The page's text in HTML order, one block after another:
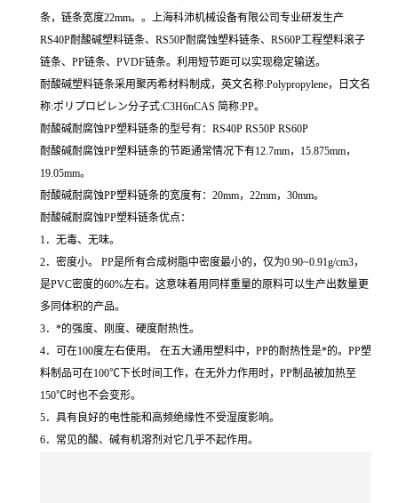
条，链条宽度22mm。。上海科沛机械设备有限公司专业研发生产
RS40P耐酸碱塑料链条、RS50P耐腐蚀塑料链条、RS60P工程塑料滚子
链条、PP链条、PVDF链条。利用短节距可以实现稳定输送。
耐酸碱塑料链条采用聚丙希材料制成，英文名称:Polypropylene，日文名
称:ポリプロピレン分子式:C3H6nCAS 简称:PP。
耐酸碱耐腐蚀PP塑料链条的型号有：RS40P RS50P RS60P
耐酸碱耐腐蚀PP塑料链条的节距通常情况下有12.7mm，15.875mm，
19.05mm。
耐酸碱耐腐蚀PP塑料链条的宽度有：20mm，22mm，30mm。
耐酸碱耐腐蚀PP塑料链条优点：
1．无毒、无味。
2．密度小。 PP是所有合成树脂中密度最小的，仅为0.90~0.91g/cm3，
是PVC密度的60%左右。这意味着用同样重量的原料可以生产出数量更
多同体积的产品。
3．*的强度、刚度、硬度耐热性。
4．可在100度左右使用。 在五大通用塑料中，PP的耐热性是*的。PP塑
料制品可在100℃下长时间工作，在无外力作用时，PP制品被加热至
150℃时也不会变形。
5．具有良好的电性能和高频绝缘性不受湿度影响。
6．常见的酸、碱有机溶剂对它几乎不起作用。